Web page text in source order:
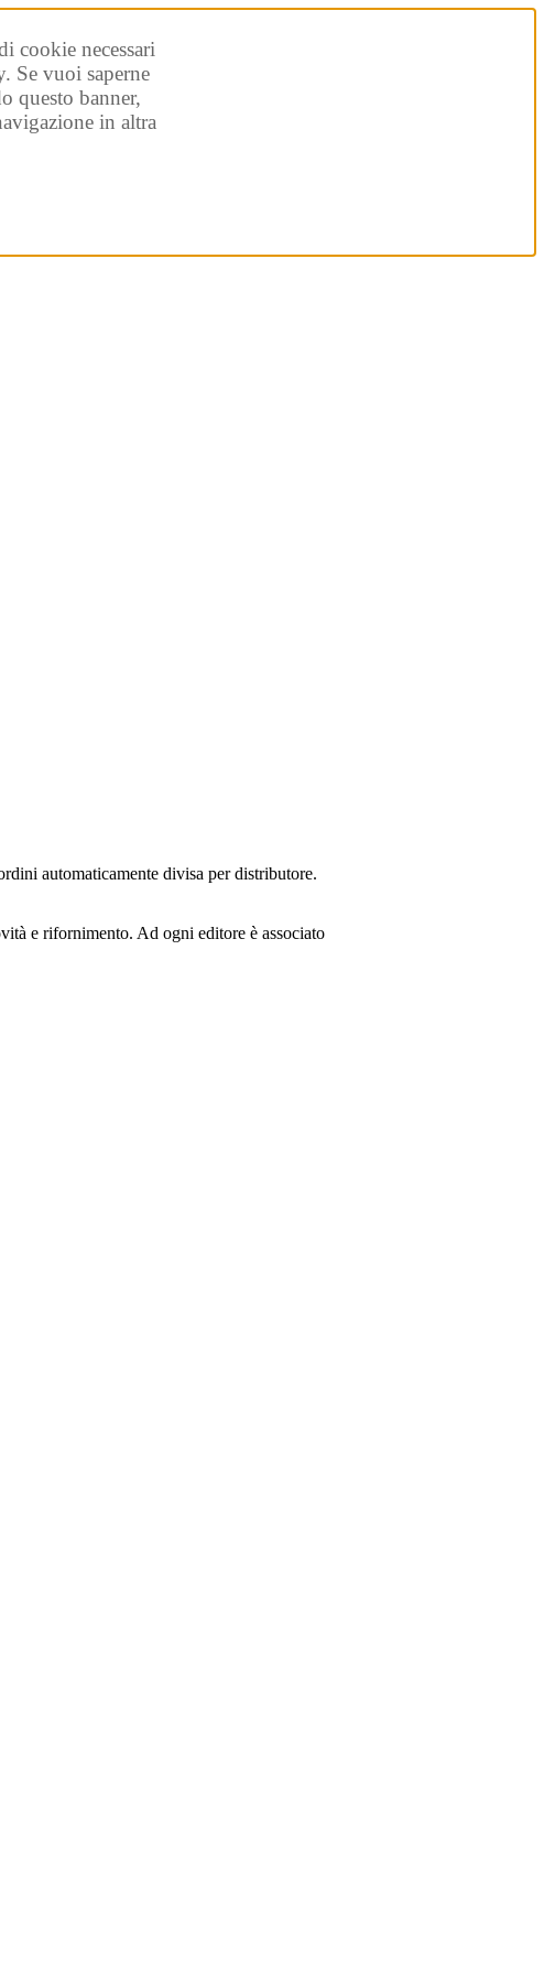
cookie necessari
Se vuoi saperne
questo banner,
in altra
automaticamente divisa per distributore.
e rifornimento. Ad ogni editore è associato